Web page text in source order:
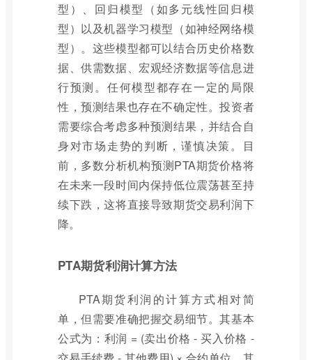
型）、回归模型（如多元线性回归模
型）以及机器学习模型（如神经网络模
型）。这些模型都可以结合历史价格数
据、供需数据、宏观经济数据等信息进
行预测。任何模型都存在一定的局限
性，预测结果也存在不确定性。投资者
需要综合考虑多种预测结果，并结合自
身对市场走势的判断，谨慎决策。目
前，多数分析机构预测PTA期货价格将
在未来一段时间内保持低位震荡甚至持
续下跌，这将直接导致期货交易利润下
降。
PTA期货利润计算方法
PTA期货利润的计算方式相对简
单，但需要准确把握交易细节。其基本
公式为：利润 = (卖出价格 - 买入价格 -